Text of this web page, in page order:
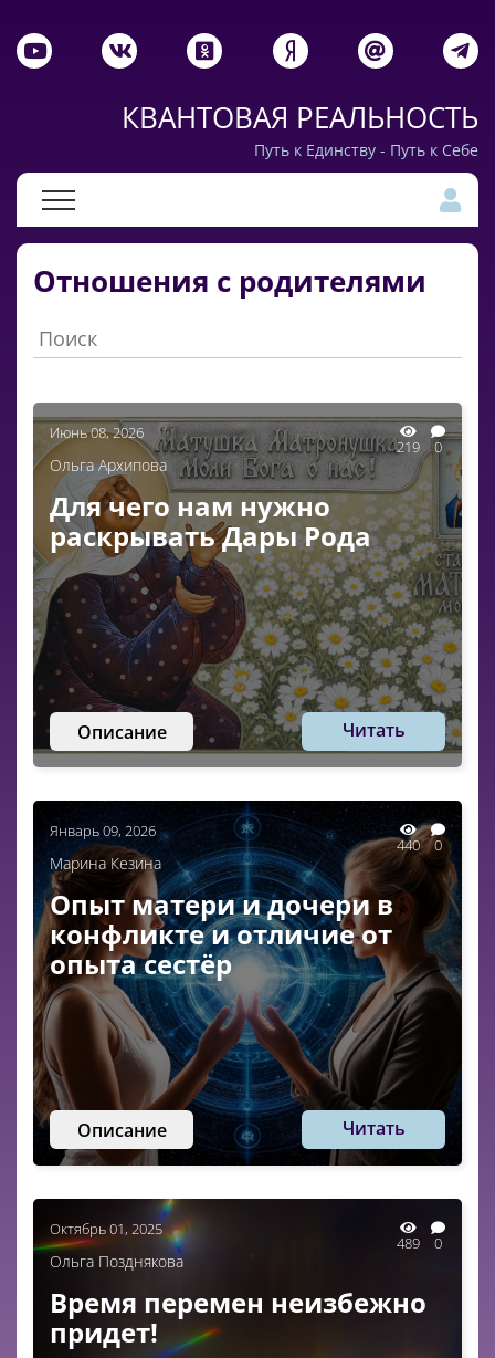
КВАНТОВАЯ РЕАЛЬНОСТЬ
Путь к Единству - Путь к Себе
Отношения с родителями
Июнь 08, 2026
219 0
Ольга Архипова
Для чего нам нужно
раскрывать Дары Рода
Описание Читать
Январь 09, 2026
440 0
Марина Кезина
Опыт матери и дочери в
конфликте и отличие от
опыта сестёр
Описание Читать
Октябрь 01, 2025
489 0
Ольга Позднякова
Время перемен неизбежно
придет!